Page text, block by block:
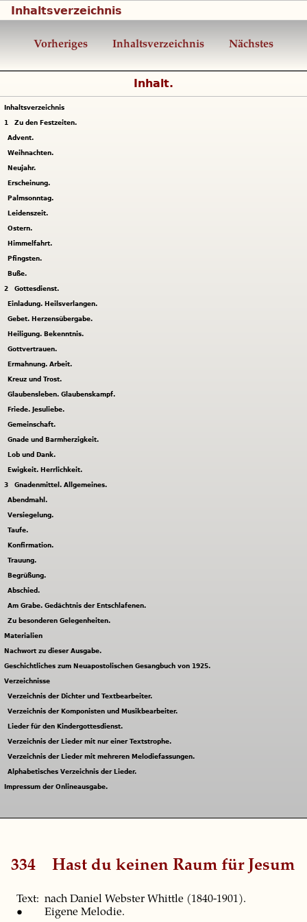
Inhaltsverzeichnis
Vorheriges Inhaltsverzeichnis Nächstes
Inhalt.
Inhaltsverzeichnis
1 Zu den Festzeiten.
Advent.
Weihnachten.
Neujahr.
Erscheinung.
Palmsonntag.
Leidenszeit.
Ostern.
Himmelfahrt.
Pfingsten.
Buße.
2 Gottesdienst.
Einladung. Heilsverlangen.
Gebet. Herzensübergabe.
Heiligung. Bekenntnis.
Gottvertrauen.
Ermahnung. Arbeit.
Kreuz und Trost.
Glaubensleben. Glaubenskampf.
Friede. Jesuliebe.
Gemeinschaft.
Gnade und Barmherzigkeit.
Lob und Dank.
Ewigkeit. Herrlichkeit.
3 Gnadenmittel. Allgemeines.
Abendmahl.
Versiegelung.
Taufe.
Konfirmation.
Trauung.
Begrüßung.
Abschied.
Am Grabe. Gedächtnis der Entschlafenen.
Zu besonderen Gelegenheiten.
Materialien
Nachwort zu dieser Ausgabe.
Geschichtliches zum Neuapostolischen Gesangbuch von 1925.
Verzeichnisse
Verzeichnis der Dichter und Textbearbeiter.
Verzeichnis der Komponisten und Musikbearbeiter.
Lieder für den Kindergottesdienst.
Verzeichnis der Lieder mit nur einer Textstrophe.
Verzeichnis der Lieder mit mehreren Melodiefassungen.
Alphabetisches Verzeichnis der Lieder.
Impressum der Onlineausgabe.
334 Hast du keinen Raum für Jesum
Text: nach Daniel Webster Whittle (1840-1901).
• Eigene Melodie.